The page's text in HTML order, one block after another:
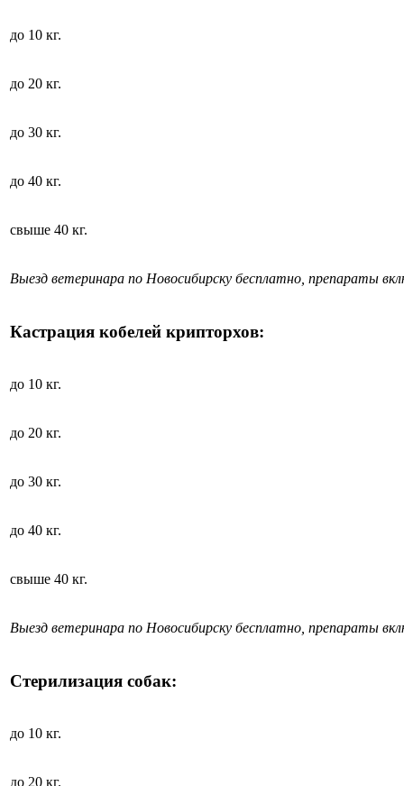
до 10 кг.
до 20 кг.
до 30 кг.
до 40 кг.
свыше 40 кг.
Выезд ветеринара по Новосибирску бесплатно, препараты
Кастрация кобелей крипторхов:
до 10 кг.
до 20 кг.
до 30 кг.
до 40 кг.
свыше 40 кг.
Выезд ветеринара по Новосибирску бесплатно, препараты
Стерилизация собак:
до 10 кг.
до 20 кг.